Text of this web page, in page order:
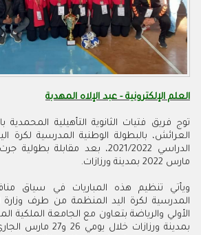
العلم الإلكترونية - عبد الإلاه المهدبة
توج فريق فتيات الثانوية التأهيلية المحمدية
العرائش، بالبطولة الوطنية المدرسية لكرة
مارس 2022 بمدينة ورزازات.
ويأتي تنظيم هذه المباريات في سياق
المدرسية لكرة اليد المنظمة من طرف وزارة
الأولي والرياضة بتعاون مع الجامعة الملكية
بمدينة ورزازات خلال